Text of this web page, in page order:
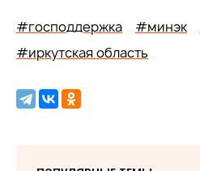
#господдержка #минэк
#иркутская область